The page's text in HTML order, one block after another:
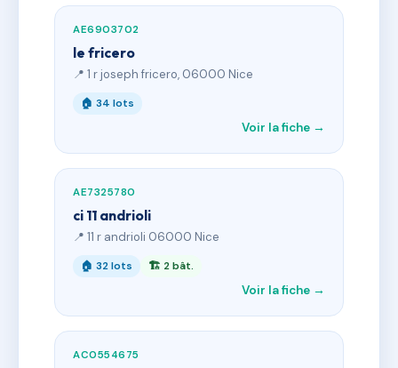
AE6903702
le fricero
📍 1 r joseph fricero, 06000 Nice
🏠 34 lots
Voir la fiche →
AE7325780
ci 11 andrioli
📍 11 r andrioli 06000 Nice
🏠 32 lots 🏗 2 bât.
Voir la fiche →
AC0554675